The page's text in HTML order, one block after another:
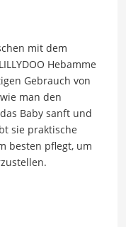
mit dem
Hebamme
Gebrauch von
man den
Baby sanft und
sie praktische
besten pflegt, um